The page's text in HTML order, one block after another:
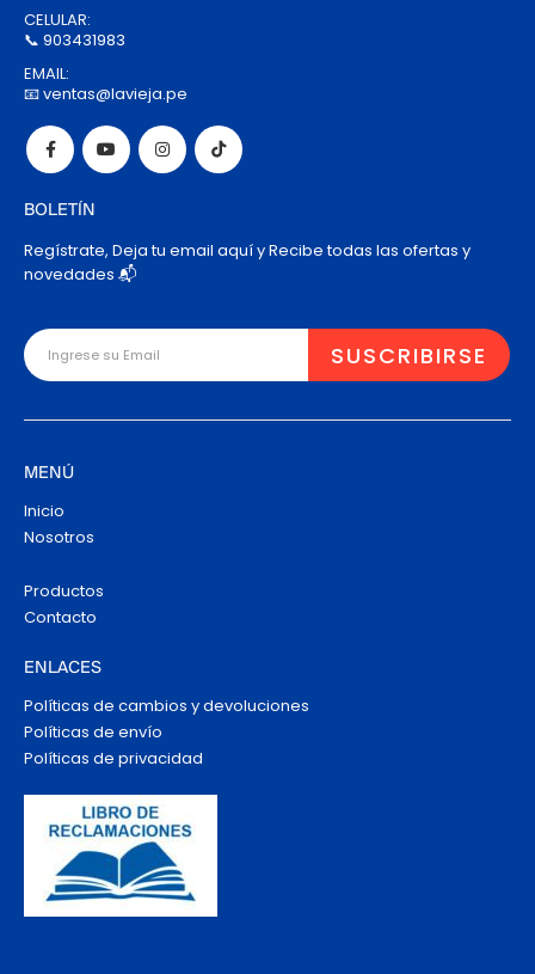
CELULAR:
📞 903431983
EMAIL:
📧 ventas@lavieja.pe
BOLETÍN
Regístrate, Deja tu email aquí y Recibe todas las ofertas y
novedades 📬
MENÚ
Inicio
Nosotros
Productos
Contacto
ENLACES
Políticas de cambios y devoluciones
Políticas de envío
Políticas de privacidad